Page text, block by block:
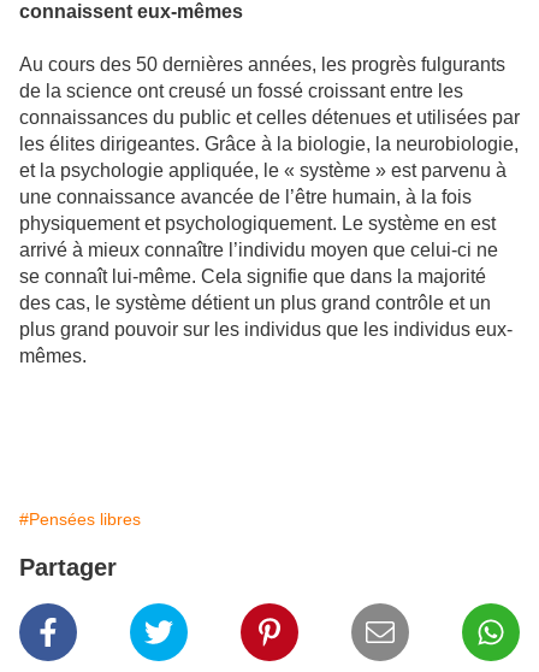
connaissent eux-mêmes
Au cours des 50 dernières années, les progrès fulgurants
de la science ont creusé un fossé croissant entre les
connaissances du public et celles détenues et utilisées par
les élites dirigeantes. Grâce à la biologie, la neurobiologie,
et la psychologie appliquée, le « système » est parvenu à
une connaissance avancée de l’être humain, à la fois
physiquement et psychologiquement. Le système en est
arrivé à mieux connaître l’individu moyen que celui-ci ne
se connaît lui-même. Cela signifie que dans la majorité
des cas, le système détient un plus grand contrôle et un
plus grand pouvoir sur les individus que les individus eux-
mêmes.
#Pensées libres
Partager